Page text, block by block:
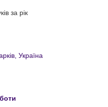
за рік
Україна